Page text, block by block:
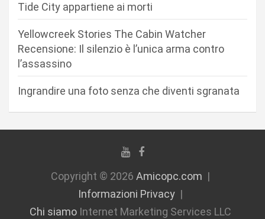
Tide City appartiene ai morti
Yellowcreek Stories The Cabin Watcher
Recensione: Il silenzio è l’unica arma contro
l’assassino
Ingrandire una foto senza che diventi sgranata
Copyright © 2026 Amicopc.com
Informazioni Privacy
Chi siamoInternet Marketing Services LLC